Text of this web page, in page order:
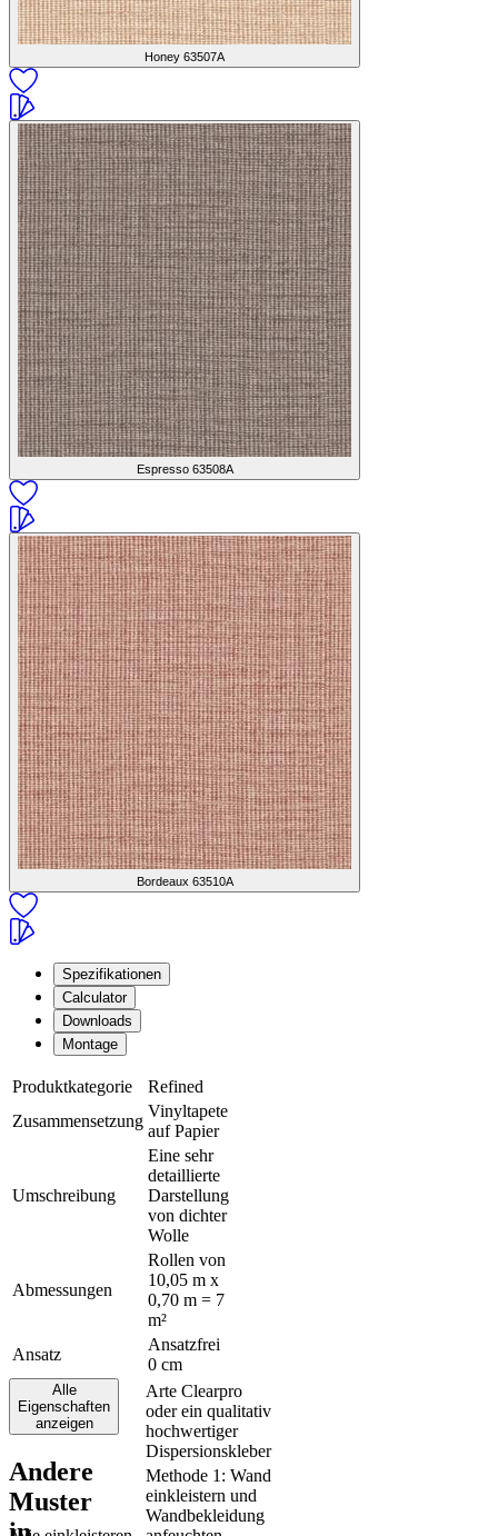
Honey 63507A
Espresso 63508A
Bordeaux 63510A
Spezifikationen
Calculator
Downloads
Montage
Produktkategorie
Refined
Zusammensetzung
Vinyltapete
auf Papier
Umschreibung
Eine sehr
detaillierte
Darstellung
von dichter
Wolle
Abmessungen
Rollen von
10,05 m x
0,70 m = 7
m²
Ansatz
Ansatzfrei
0 cm
Klebstoff
Arte Clearpro
oder ein qualitativ
hochwertiger
Dispersionskleber
Methode 1: Wand
einkleistern und
Wandbekleidung
Alle
Eigenschaften
anzeigen
Andere
Muster